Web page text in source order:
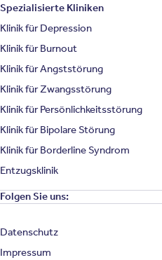
Spezialisierte Kliniken
Klinik für Depression
Klinik für Burnout
Klinik für Angststörung
Klinik für Zwangsstörung
Klinik für Persönlichkeitsstörung
Klinik für Bipolare Störung
Klinik für Borderline Syndrom
Entzugsklinik
Folgen Sie uns:
Datenschutz
Impressum